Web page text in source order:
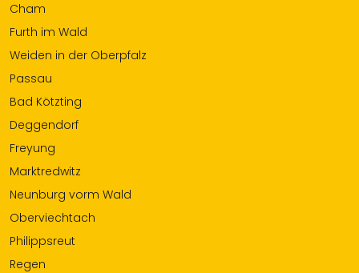
Cham
Furth im Wald
Weiden in der Oberpfalz
Passau
Bad Kötzting
Deggendorf
Freyung
Marktredwitz
Neunburg vorm Wald
Oberviechtach
Philippsreut
Regen